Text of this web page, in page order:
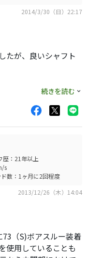
2014/3/30（日）22:17
たが、良いシャフト
筆すべきは操作性か
りますが、シンプル
思います。
続きを読む
歴：21年以上
s
数：1ヶ月に2回程度
2013/12/26（木）14:04
（S)ボアスルー装着
使用していることも